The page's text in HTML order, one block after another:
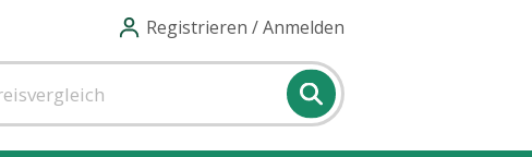
Registrieren / Anmelden